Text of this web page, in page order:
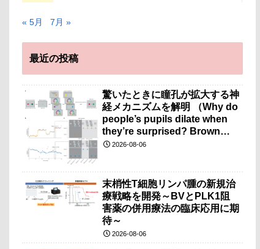
« 5月 7月 »
最近の投稿
驚いたときに瞳孔が拡大する神
経メカニズムを解明 （Why do
people’s pupils dilate when
they’re surprised? Brown
researchers explain）
2026-08-06
末梢性T細胞リンパ腫の新規治
療戦略を開発～BVとPLK1阻
害薬の併用療法の臨床応用に期
待～
2026-08-06